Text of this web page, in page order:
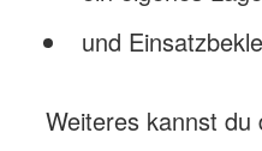
und
Weiteres kannst